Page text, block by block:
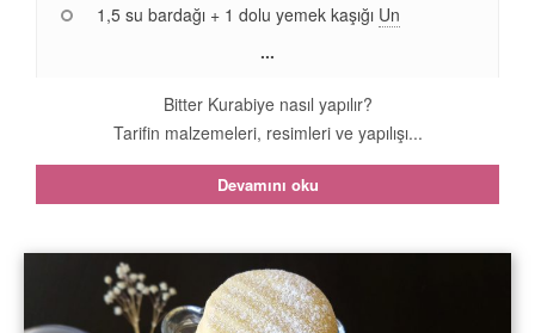
1,5 su bardağı + 1 dolu yemek kaşığı Un
...
Bitter Kurabiye nasıl yapılır?
Tarifin malzemeleri, resimleri ve yapılışı...
Devamını oku